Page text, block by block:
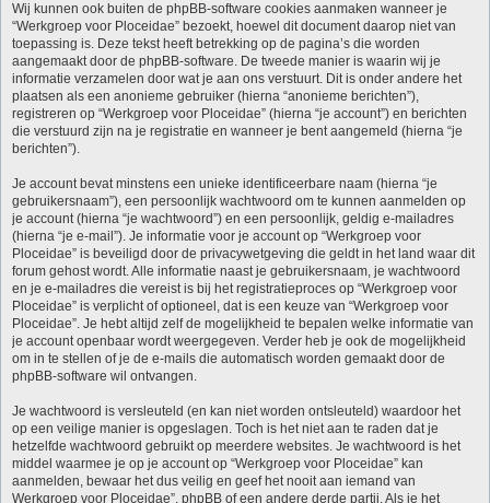
Wij kunnen ook buiten de phpBB-software cookies aanmaken wanneer je
“Werkgroep voor Ploceidae” bezoekt, hoewel dit document daarop niet van
toepassing is. Deze tekst heeft betrekking op de pagina’s die worden
aangemaakt door de phpBB-software. De tweede manier is waarin wij je
informatie verzamelen door wat je aan ons verstuurt. Dit is onder andere het
plaatsen als een anonieme gebruiker (hierna “anonieme berichten”),
registreren op “Werkgroep voor Ploceidae” (hierna “je account”) en berichten
die verstuurd zijn na je registratie en wanneer je bent aangemeld (hierna “je
berichten”).
Je account bevat minstens een unieke identificeerbare naam (hierna “je
gebruikersnaam”), een persoonlijk wachtwoord om te kunnen aanmelden op
je account (hierna “je wachtwoord”) en een persoonlijk, geldig e-mailadres
(hierna “je e-mail”). Je informatie voor je account op “Werkgroep voor
Ploceidae” is beveiligd door de privacywetgeving die geldt in het land waar dit
forum gehost wordt. Alle informatie naast je gebruikersnaam, je wachtwoord
en je e-mailadres die vereist is bij het registratieproces op “Werkgroep voor
Ploceidae” is verplicht of optioneel, dat is een keuze van “Werkgroep voor
Ploceidae”. Je hebt altijd zelf de mogelijkheid te bepalen welke informatie van
je account openbaar wordt weergegeven. Verder heb je ook de mogelijkheid
om in te stellen of je de e-mails die automatisch worden gemaakt door de
phpBB-software wil ontvangen.
Je wachtwoord is versleuteld (en kan niet worden ontsleuteld) waardoor het
op een veilige manier is opgeslagen. Toch is het niet aan te raden dat je
hetzelfde wachtwoord gebruikt op meerdere websites. Je wachtwoord is het
middel waarmee je op je account op “Werkgroep voor Ploceidae” kan
aanmelden, bewaar het dus veilig en geef het nooit aan iemand van
Werkgroep voor Ploceidae”, phpBB of een andere derde partij. Als je het